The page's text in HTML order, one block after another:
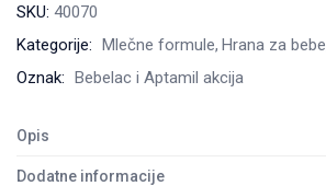
SKU: 40070
Kategorije: Mlečne formule Hrana za bebe
Oznak: Bebelac i Aptamil akcija
Opis
Dodatne informacije